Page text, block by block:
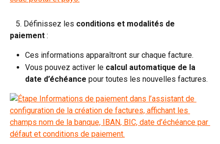
   5. Définissez les
conditions et modalités de
paiement :
Ces informations apparaîtront sur chaque facture.
Vous pouvez activer le calcul automatique de la
date d’échéance pour toutes les nouvelles factures.